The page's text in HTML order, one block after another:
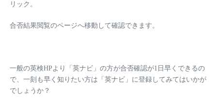
リック。
合否結果閲覧のページへ移動して確認できます。
一般の英検HPより「英ナビ」 の方が合否確認が1日早くできるの
で、一刻も早く知りたい方は「英ナビ」に登録してみてはいかが
でしょうか？